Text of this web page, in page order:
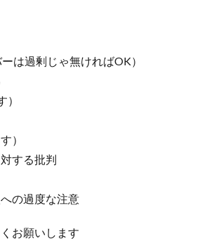
は過剰じゃ無ければOK）
）
する批判
の過度な注意
お願いします